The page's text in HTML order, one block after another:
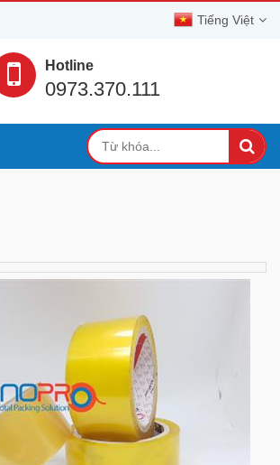
Tiếng Việt
Hotline
0973.370.111